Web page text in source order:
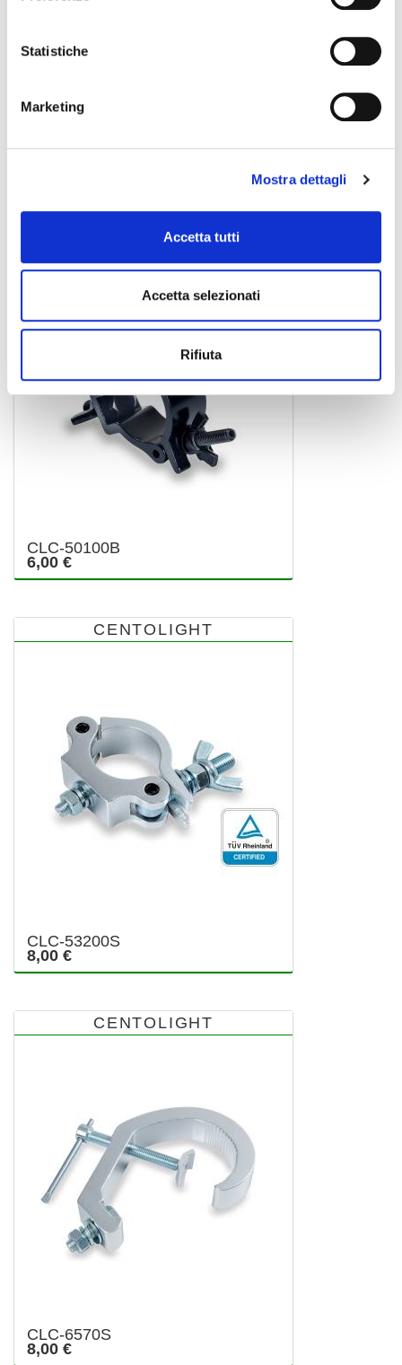
Statistiche
Marketing
Mostra dettagli
Accetta tutti
Accetta selezionati
Rifiuta
CLC-34100B
CENTOLIGHT
CLC-50100B
6,00 €
CENTOLIGHT
CLC-53200S
8,00 €
CENTOLIGHT
CLC-6570S
8,00 €